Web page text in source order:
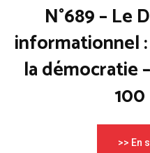
N°689 – Le
informationnel
la démocratie
>> En